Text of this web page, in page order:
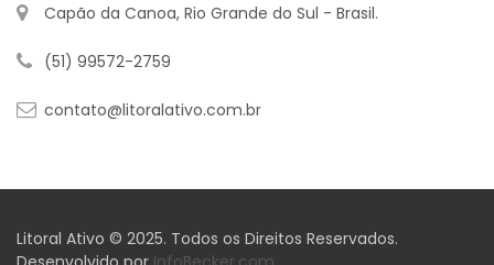
Capão da Canoa, Rio Grande do Sul - Brasil.
(51) 99572-2759
contato@litoralativo.com.br
Litoral Ativo © 2025. Todos os Direitos Reservados.